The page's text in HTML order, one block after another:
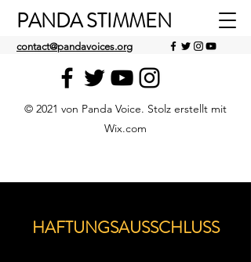
PANDA STIMMEN
contact@pandavoices.org
© 2021 von Panda Voice. Stolz erstellt mit
Wix.com
HAFTUNGSAUSSCHLUSS